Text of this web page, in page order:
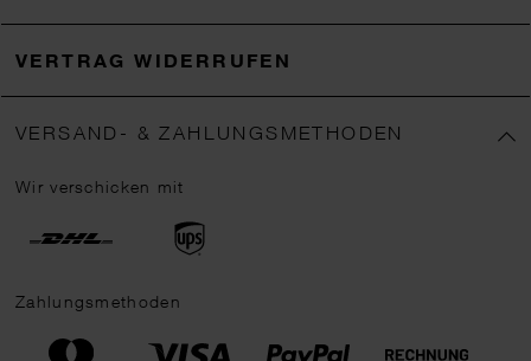
VERTRAG WIDERRUFEN
VERSAND- & ZAHLUNGSMETHODEN
Wir verschicken mit
Zahlungsmethoden